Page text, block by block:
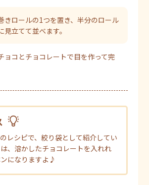
ロールの1つを置き、半分のロール
立てて並べます。
コとチョコレートで目を作って完
レシピで、絞り袋として紹介してい
、溶かしたチョコレートを入れれ
になりますよ♪